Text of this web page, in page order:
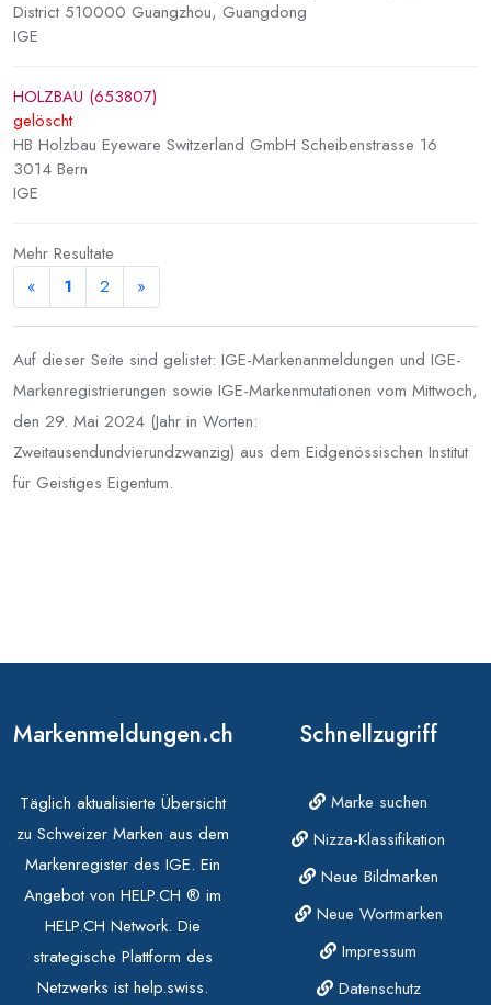
District 510000 Guangzhou, Guangdong
IGE
HOLZBAU (653807)
gelöscht
HB Holzbau Eyeware Switzerland GmbH Scheibenstrasse 16
3014 Bern
IGE
Mehr Resultate
«
1 2 »
Auf dieser Seite sind gelistet: IGE-Markenanmeldungen und IGE-
Markenregistrierungen sowie IGE-Markenmutationen vom Mittwoch,
den 29. Mai 2024 (Jahr in Worten:
Zweitausendundvierundzwanzig) aus dem Eidgenössischen Institut
für Geistiges Eigentum.
Markenmeldungen.ch
Täglich aktualisierte Übersicht
zu Schweizer Marken aus dem
Markenregister des IGE. Ein
Angebot von HELP.CH ® im
HELP.CH Network. Die
strategische Plattform des
Netzwerks ist help.swiss.
Schnellzugriff
Marke suchen
Nizza-Klassifikation
Neue Bildmarken
Neue Wortmarken
Impressum
Datenschutz